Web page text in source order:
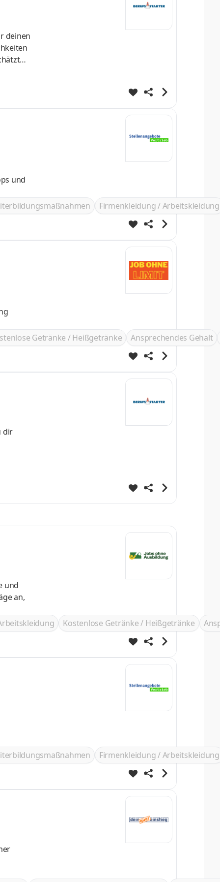
Firmenkleidung / Arbeitskleidung
Getränke / Heißgetränke
Ansprechendes Gehalt
und
Kostenlose Getränke / Heißgetränke
Firmenkleidung / Arbeitskleidung